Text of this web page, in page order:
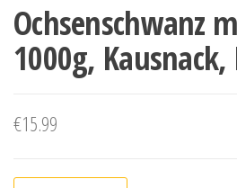
Ochsenschwanz
1000g,
€15.99